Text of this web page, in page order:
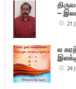
–
21
ல
24